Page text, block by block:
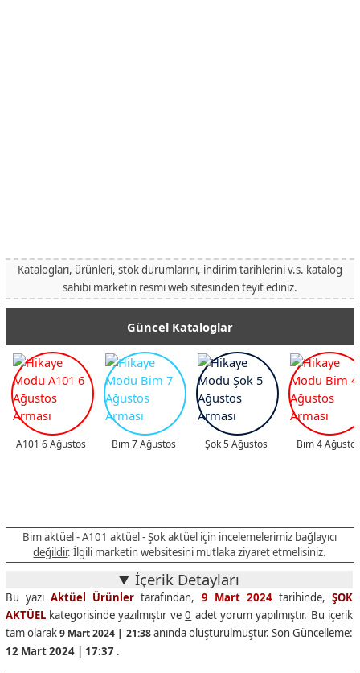
Katalogları, ürünleri, stok durumlarını, indirim tarihlerini v.s. katalog
sahibi marketin resmi web sitesinden teyit ediniz.
Güncel Kataloglar
A101 6 Ağustos Bim 7 Ağustos Şok 5 Ağustos Bim 4 Ağustos
Bim aktüel - A101 aktüel - Şok aktüel için incelemelerimiz bağlayıcı
değildir. İlgili marketin websitesini mutlaka ziyaret etmelisiniz.
İçerik Detayları
Bu yazıAktüel Ürünler tarafından, 9 Mart 2024tarihinde,ŞOK
AKTÜELkategorisinde yazılmıştır ve0 adet yorum yapılmıştır. Bu içerik
tam olarak9 Mart 2024 | 21:38anında oluşturulmuştur. Son Güncelleme:
12 Mart 2024 | 17:37 .